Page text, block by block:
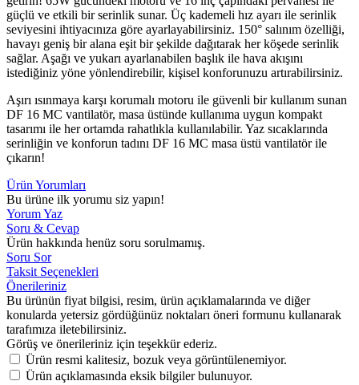
güçlü ve etkili bir serinlik sunar. Üç kademeli hız ayarı ile serinlik
seviyesini ihtiyacınıza göre ayarlayabilirsiniz. 150° salınım özelliği,
havayı geniş bir alana eşit bir şekilde dağıtarak her köşede serinlik
sağlar. Aşağı ve yukarı ayarlanabilen başlık ile hava akışını
istediğiniz yöne yönlendirebilir, kişisel konforunuzu artırabilirsiniz.
Aşırı ısınmaya karşı korumalı motoru ile güvenli bir kullanım sunan
DF 16 MC vantilatör, masa üstünde kullanıma uygun kompakt
tasarımı ile her ortamda rahatlıkla kullanılabilir. Yaz sıcaklarında
serinliğin ve konforun tadını DF 16 MC masa üstü vantilatör ile
çıkarın!
Ürün Yorumları
Bu ürüne ilk yorumu siz yapın!
Yorum Yaz
Soru & Cevap
Ürün hakkında henüz soru sorulmamış.
Soru Sor
Taksit Seçenekleri
Önerileriniz
Bu ürünün fiyat bilgisi, resim, ürün açıklamalarında ve diğer
konularda yetersiz gördüğünüz noktaları öneri formunu kullanarak
tarafımıza iletebilirsiniz.
Görüş ve önerileriniz için teşekkür ederiz.
Ürün resmi kalitesiz, bozuk veya görüntülenemiyor.
Ürün açıklamasında eksik bilgiler bulunuyor.